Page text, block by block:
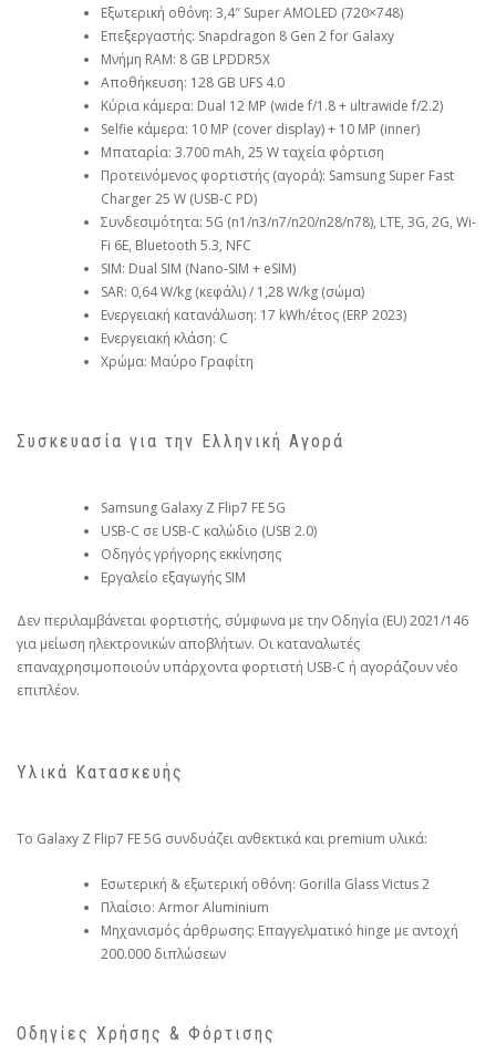
Εξωτερική οθόνη: 3,4″ Super AMOLED (720×748)
Επεξεργαστής: Snapdragon 8 Gen 2 for Galaxy
Μνήμη RAM: 8 GB LPDDR5X
Αποθήκευση: 128 GB UFS 4.0
Κύρια κάμερα: Dual 12 MP (wide f/1.8 + ultrawide f/2.2)
Selfie κάμερα: 10 MP (cover display) + 10 MP (inner)
Μπαταρία: 3.700 mAh, 25 W ταχεία φόρτιση
Προτεινόμενος φορτιστής (αγορά): Samsung Super Fast
Charger 25 W (USB-C PD)
Συνδεσιμότητα: 5G (n1/n3/n7/n20/n28/n78), LTE, 3G, 2G, Wi-
Fi 6E, Bluetooth 5.3, NFC
SIM: Dual SIM (Nano-SIM + eSIM)
SAR: 0,64 W/kg (κεφάλι) / 1,28 W/kg (σώμα)
Ενεργειακή κατανάλωση: 17 kWh/έτος (ERP 2023)
Ενεργειακή κλάση: C
Χρώμα: Μαύρο Γραφίτη
Συσκευασία για την Ελληνική Αγορά
Samsung Galaxy Z Flip7 FE 5G
USB-C σε USB-C καλώδιο (USB 2.0)
Οδηγός γρήγορης εκκίνησης
Εργαλείο εξαγωγής SIM
Δεν περιλαμβάνεται φορτιστής, σύμφωνα με την Οδηγία (EU) 2021/146
για μείωση ηλεκτρονικών αποβλήτων. Οι καταναλωτές
επαναχρησιμοποιούν υπάρχοντα φορτιστή USB-C ή αγοράζουν νέο
επιπλέον.
Υλικά Κατασκευής
Το Galaxy Z Flip7 FE 5G συνδυάζει ανθεκτικά και premium υλικά:
Εσωτερική & εξωτερική οθόνη: Gorilla Glass Victus 2
Πλαίσιο: Armor Aluminium
Μηχανισμός άρθρωσης: Επαγγελματικό hinge με αντοχή
200.000 διπλώσεων
Οδηγίες Χρήσης & Φόρτισης